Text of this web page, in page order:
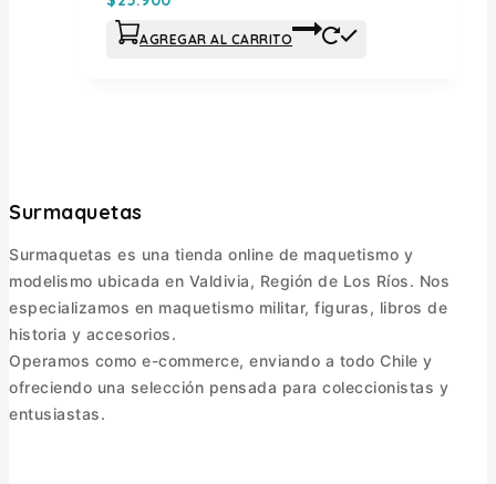
AGREGAR AL CARRITO
Surmaquetas
Surmaquetas es una tienda online de maquetismo y
modelismo ubicada en Valdivia, Región de Los Ríos. Nos
especializamos en maquetismo militar, figuras, libros de
historia y accesorios.
Operamos como e-commerce, enviando a todo Chile y
ofreciendo una selección pensada para coleccionistas y
entusiastas.